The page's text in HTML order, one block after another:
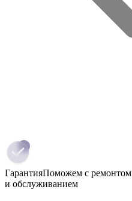
ГарантияПоможем с ремонтом
и обслуживанием